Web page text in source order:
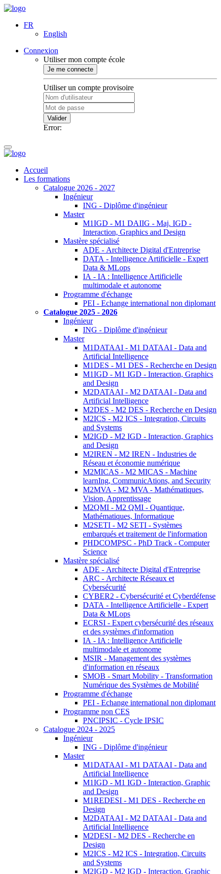
FR
English
Connexion
Utiliser mon compte école
Je me connecte
Utiliser un compte provisoire
Valider
Error:
Accueil
Les formations
Catalogue 2026 - 2027
Ingénieur
ING - Diplôme d'ingénieur
Master
M1IGD - M1 DAIIG - Maj. IGD -
Interaction, Graphics and Design
Mastère spécialisé
ADE - Architecte Digital d'Entreprise
DATA - Intelligence Artificielle - Expert
Data & MLops
IA - IA : Intelligence Artificielle
multimodale et autonome
Programme d'échange
PEI - Echange international non diplomant
Catalogue 2025 - 2026
Ingénieur
ING - Diplôme d'ingénieur
Master
M1DATAAI - M1 DATAAI - Data and
Artificial Intelligence
M1DES - M1 DES - Recherche en Design
M1IGD - M1 IGD - Interaction, Graphics
and Design
M2DATAAI - M2 DATAAI - Data and
Artificial Intelligence
M2DES - M2 DES - Recherche en Design
M2ICS - M2 ICS - Integration, Circuits
and Systems
M2IGD - M2 IGD - Interaction, Graphics
and Design
M2IREN - M2 IREN - Industries de
Réseau et économie numérique
M2MICAS - M2 MICAS - Machine
learnIng, CommunicAtions, and Security
M2MVA - M2 MVA - Mathématiques,
Vision, Apprentissage
M2QMI - M2 QMI - Quantique,
Mathématiques, Informatique
M2SETI - M2 SETI - Systèmes
embarqués et traitement de l'information
PHDCOMPSC - PhD Track - Computer
Science
Mastère spécialisé
ADE - Architecte Digital d'Entreprise
ARC - Architecte Réseaux et
Cybersécurité
CYBER2 - Cybersécurité et Cyberdéfense
DATA - Intelligence Artificielle - Expert
Data & MLops
ECRSI - Expert cybersécurité des réseaux
et des systèmes d'information
IA - IA : Intelligence Artificielle
multimodale et autonome
MSIR - Management des systèmes
d'information en réseaux
SMOB - Smart Mobility - Transformation
Numérique des Systèmes de Mobilité
Programme d'échange
PEI - Echange international non diplomant
Programme non CES
PNCIPSIC - Cycle IPSIC
Catalogue 2024 - 2025
Ingénieur
ING - Diplôme d'ingénieur
Master
M1DATAAI - M1 DATAAI - Data and
Artificial Intelligence
M1IGD - M1 IGD - Interaction, Graphic
and Design
M1REDESI - M1 DES - Recherche en
Design
M2DATAAI - M2 DATAAI - Data and
Artificial Intelligence
M2DESI - M2 DES - Recherche en
Design
M2ICS - M2 ICS - Integration, Circuits
and Systems
M2IGD - M2 IGD - Interaction, Graphic